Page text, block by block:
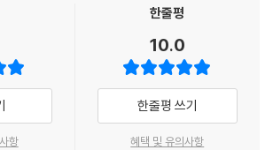
하는 걸까? 그것은 사람들이 자신의 두뇌를 어떻
재된 기능을 더 활용할 수 있는 방안에 관심을 가진
이 펼쳐질 것이다.
여 문제를 해결하라
UP
항
한줄평
10.0
한줄평 쓰기
혜택 및 유의사항